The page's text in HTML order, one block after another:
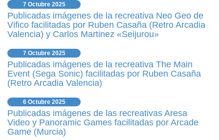
7 Octubre 2025
Publicadas imágenes de la recreativa Neo Geo de
Vifico facilitadas por Ruben Casaña (Retro Arcadia
Valencia) y Carlos Martinez «Seijurou»
7 Octubre 2025
Publicadas imágenes de la recreativa The Main
Event (Sega Sonic) facilitadas por Ruben Casaña
(Retro Arcadia Valencia)
6 Octubre 2025
Publicadas imágenes de las recreativas Aresa
Video y Panoramic Games facilitadas por Arcade
Game (Murcia)